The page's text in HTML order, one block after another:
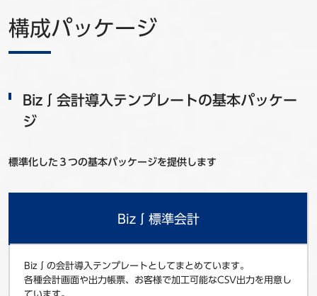
構成パッケージ
Biz∫会計導入テンプレートの基本パッケー
ジ
標準化した３つの基本パッケージを提供します
Biz∫標準会計
Biz∫の会計導入テンプレートとしてまとめています。
各種会計画面や出力帳票、お客様で加工可能なCSV出力を用意し